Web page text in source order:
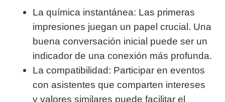
La química instantánea: Las primeras
impresiones juegan un papel crucial. Una
buena conversación inicial puede ser un
indicador de una conexión más profunda.
La compatibilidad: Participar en eventos
con asistentes que comparten intereses
y valores similares puede facilitar el